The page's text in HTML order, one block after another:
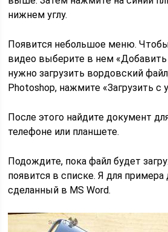
нижнем углу.
Появится небольшое меню.
видео выберите в нем «Добавить
нужно загрузить вордовский
Photoshop, нажмите «Загрузить с
После этого найдите документ
телефоне или планшете.
Подождите, пока файл будет
появится в списке. Я для примера
сделанный в MS Word.